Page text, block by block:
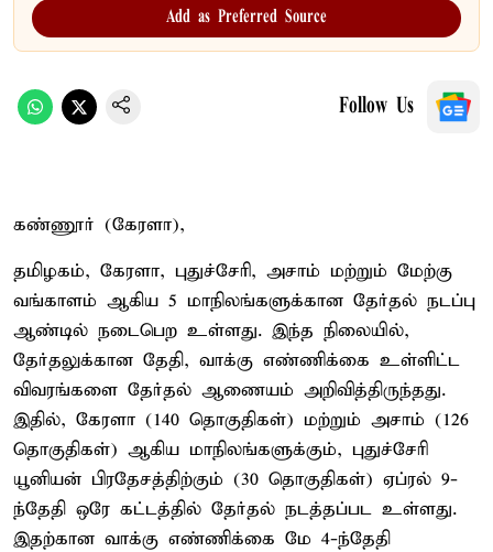
Add as Preferred Source
Follow Us
கண்ணூர் (கேரளா),
தமிழகம், கேரளா, புதுச்சேரி, அசாம் மற்றும் மேற்கு
வங்காளம் ஆகிய 5 மாநிலங்களுக்கான தேர்தல் நடப்பு
ஆண்டில் நடைபெற உள்ளது. இந்த நிலையில்,
தேர்தலுக்கான தேதி, வாக்கு எண்ணிக்கை உள்ளிட்ட
விவரங்களை தேர்தல் ஆணையம் அறிவித்திருந்தது.
இதில், கேரளா (140 தொகுதிகள்) மற்றும் அசாம் (126
தொகுதிகள்) ஆகிய மாநிலங்களுக்கும், புதுச்சேரி
யூனியன் பிரதேசத்திற்கும் (30 தொகுதிகள்) ஏப்ரல் 9-
ந்தேதி ஒரே கட்டத்தில் தேர்தல் நடத்தப்பட உள்ளது.
இதற்கான வாக்கு எண்ணிக்கை மே 4-ந்தேதி